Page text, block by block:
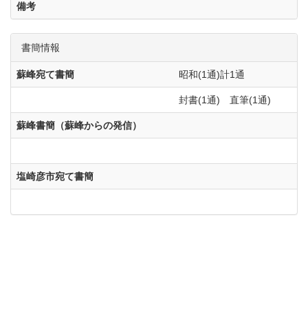
備考
書簡情報
蘇峰宛て書簡 昭和(1通)計1通
封書(1通) 直筆(1通)
蘇峰書簡（蘇峰からの発信）
塩崎彦市宛て書簡